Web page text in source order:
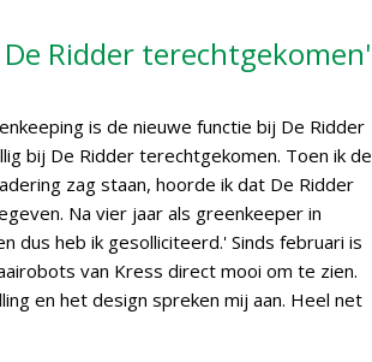
Ridder terechtgekomen'
is de nieuwe functie bij De Ridder
bij De Ridder terechtgekomen. Toen ik de
zag staan, hoorde ik dat De Ridder
Na vier jaar als greenkeeper in
dus heb ik gesolliciteerd.' Sinds februari is
van Kress direct mooi om te zien.
en het design spreken mij aan. Heel net